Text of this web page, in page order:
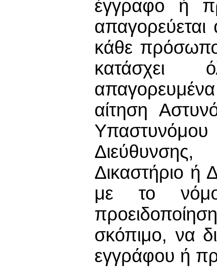
έγγραφο ή
κάθε
κατάσχει
αίτηση
Δικαστήριο ή
με το
σκόπιμο, να
εγγράφου ή